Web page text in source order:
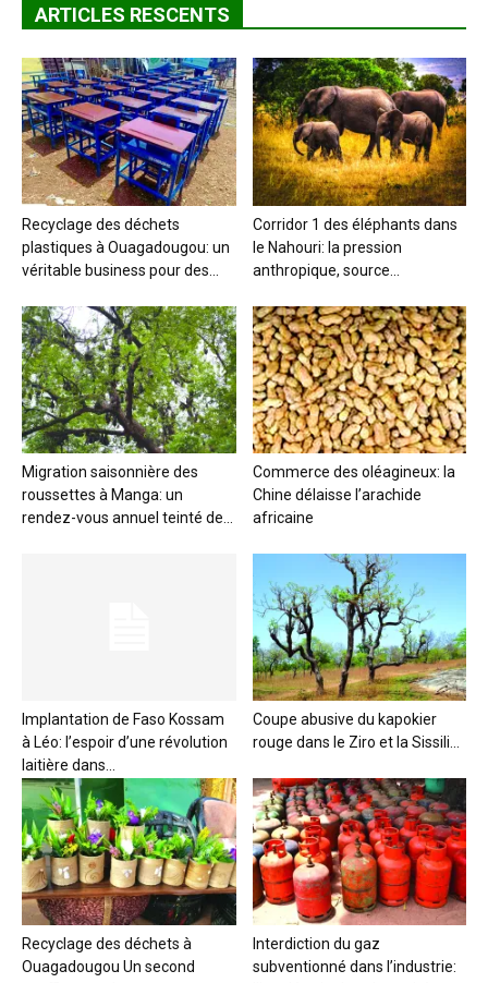
ARTICLES RESCENTS
Recyclage des déchets
plastiques à Ouagadougou: un
véritable business pour des...
Corridor 1 des éléphants dans
le Nahouri: la pression
anthropique, source...
Migration saisonnière des
roussettes à Manga: un
rendez-vous annuel teinté de...
Commerce des oléagineux: la
Chine délaisse l’arachide
africaine
Implantation de Faso Kossam
à Léo: l’espoir d’une révolution
laitière dans...
Coupe abusive du kapokier
rouge dans le Ziro et la Sissili...
Recyclage des déchets à
Ouagadougou Un second
Interdiction du gaz
subventionné dans l’industrie: